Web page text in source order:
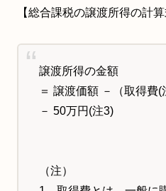
【総合課税の譲渡所得の計算
譲渡所得の金額
＝ 譲渡価額 －（取得費
－ 50万円(注3)
（注）